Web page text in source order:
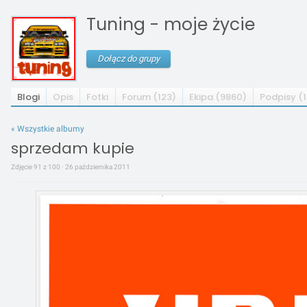
Tuning - moje życie
Dołącz do grupy
Blogi Opis Fotki Forum (123) Ekipa (9860) Podpisy
« Wszystkie albumy
sprzedam kupie
Zdjęcie 91 z 100 · 26 października 2011